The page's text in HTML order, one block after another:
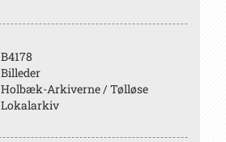
B4178
Billeder
Holbæk-Arkiverne / Tølløse
Lokalarkiv